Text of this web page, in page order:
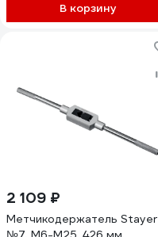
В корзину
2 109 ₽
Метчикодержатель Stayer